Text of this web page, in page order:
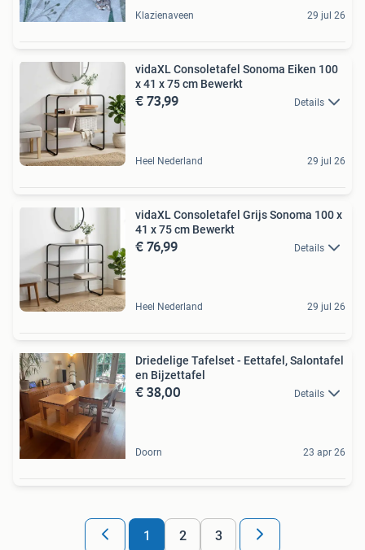
Klazienaveen 29 jul 26
vidaXL Consoletafel Sonoma Eiken 100
x 41 x 75 cm Bewerkt
€ 73,99 Details
Heel Nederland 29 jul 26
vidaXL Consoletafel Grijs Sonoma 100 x
41 x 75 cm Bewerkt
€ 76,99 Details
Heel Nederland 29 jul 26
Driedelige Tafelset - Eettafel, Salontafel
en Bijzettafel
€ 38,00 Details
Doorn 23 apr 26
1 2 3